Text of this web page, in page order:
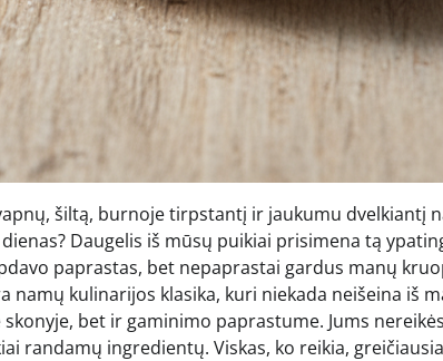
šiltą, burnoje tirpstantį ir jaukumu dvelkiantį
Daugelis iš mūsų puikiai prisimena tą
paprastas, bet nepaprastai gardus manų
namų kulinarijos klasika, kuri niekada neišeina iš
bet ir gaminimo paprastume. Jums
randamų ingredientų. Viskas, ko reikia,